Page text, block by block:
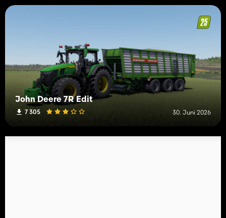
John Deere 7R Edit
7 305 30. Juni 2026